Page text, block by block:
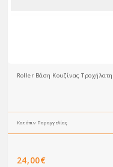
Roller Βάση Κουζίνας
Κατόπιν Παραγγελίας
24,00€